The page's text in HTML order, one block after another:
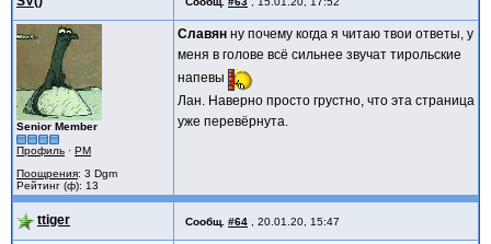
Senior Member
Профиль · PM
Поощрения: 3 Dgm
Рейтинг (ф): 13
Славян ну почему когда я читаю твои ответы, у
меня в голове всё сильнее звучат тирольские
напевы
Лан. Наверно просто грустно, что эта страница
уже перевёрнута.
ttiger Сообщ. #64 20.01.20, 15:47